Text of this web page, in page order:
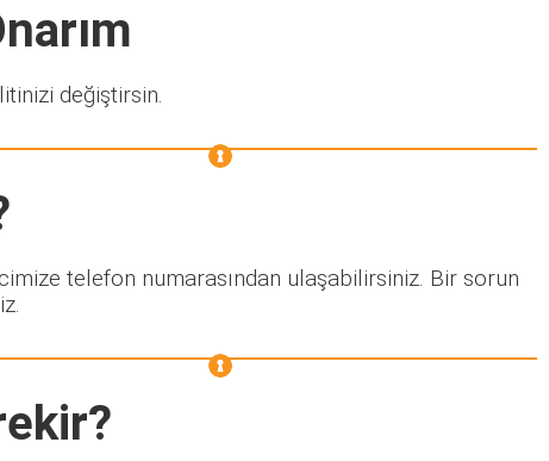
değiştirsin.
telefon numarasından ulaşabilirsiniz. Bir sorun